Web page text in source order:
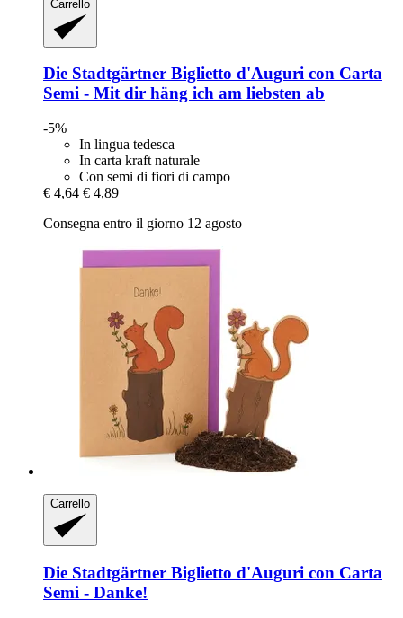
Carrello
Die Stadtgärtner Biglietto d'Auguri con Carta
Semi -​ Mit dir häng ich am liebsten ab
-5%
In lingua tedesca
In carta kraft naturale
Con semi di fiori di campo
€ 4,64 € 4,89
Consegna entro il giorno 12 agosto
Carrello
Die Stadtgärtner Biglietto d'Auguri con Carta
Semi -​ Danke!